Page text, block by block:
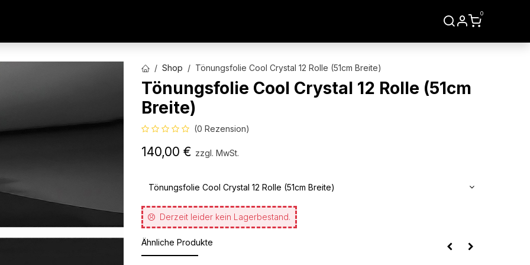
0
Shop Tönungsfolie Cool Crystal 12 Rolle (51cm Breite)
Tönungsfolie Cool Crystal 12 Rolle (51cm
Breite)
(0 Rezension)
140,00 € zzgl. MwSt.
Tönungsfolie Cool Crystal 12 Rolle (51cm Breite)
Derzeit leider kein Lagerbestand.
Ähnliche Produkte